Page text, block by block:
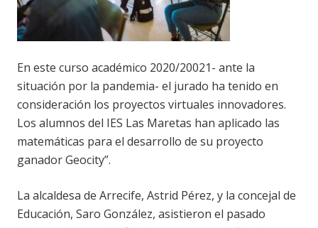
En este curso académico 2020/20021- ante la
situación por la pandemia- el jurado ha tenido en
consideración los proyectos virtuales innovadores.
Los alumnos del IES Las Maretas han aplicado las
matemáticas para el desarrollo de su proyecto
ganador Geocity”.
La alcaldesa de Arrecife, Astrid Pérez, y la concejal de
Educación, Saro González, asistieron el pasado